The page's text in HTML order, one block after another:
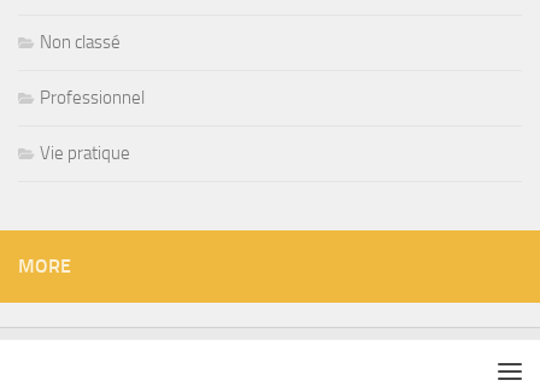
Non classé
Professionnel
Vie pratique
MORE